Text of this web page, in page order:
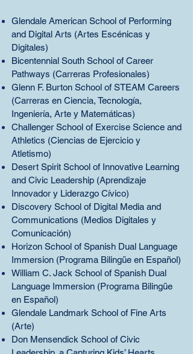
Glendale American School of Performing
and Digital Arts (Artes Escénicas y
Digitales)
Bicentennial South School of Career
Pathways (Carreras Profesionales)
Glenn F. Burton School of STEAM Careers
(Carreras en Ciencia, Tecnología,
Ingeniería, Arte y Matemáticas)
Challenger School of Exercise Science and
Athletics (Ciencias de Ejercicio y
Atletismo)
Desert Spirit School of Innovative Learning
and Civic Leadership (Aprendizaje
Innovador y Liderazgo Cívico)
Discovery School of Digital Media and
Communications (Medios Digitales y
Comunicación)
Horizon School of Spanish Dual Language
Immersion (Programa Bilingüe en Español)
William C. Jack School of Spanish Dual
Language Immersion (Programa Bilingüe
en Español)
Glendale Landmark School of Fine Arts
(Arte)
Don Mensendick School of Civic